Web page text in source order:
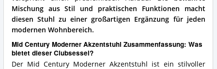
Mischung aus Stil und praktischen Funktionen macht
diesen Stuhl zu einer großartigen Ergänzung für jeden
modernen Wohnbereich.
Mid Century Moderner Akzentstuhl Zusammenfassung: Was
bietet dieser Clubsessel?
Der Mid Century Moderner Akzentstuhl ist ein stilvoller